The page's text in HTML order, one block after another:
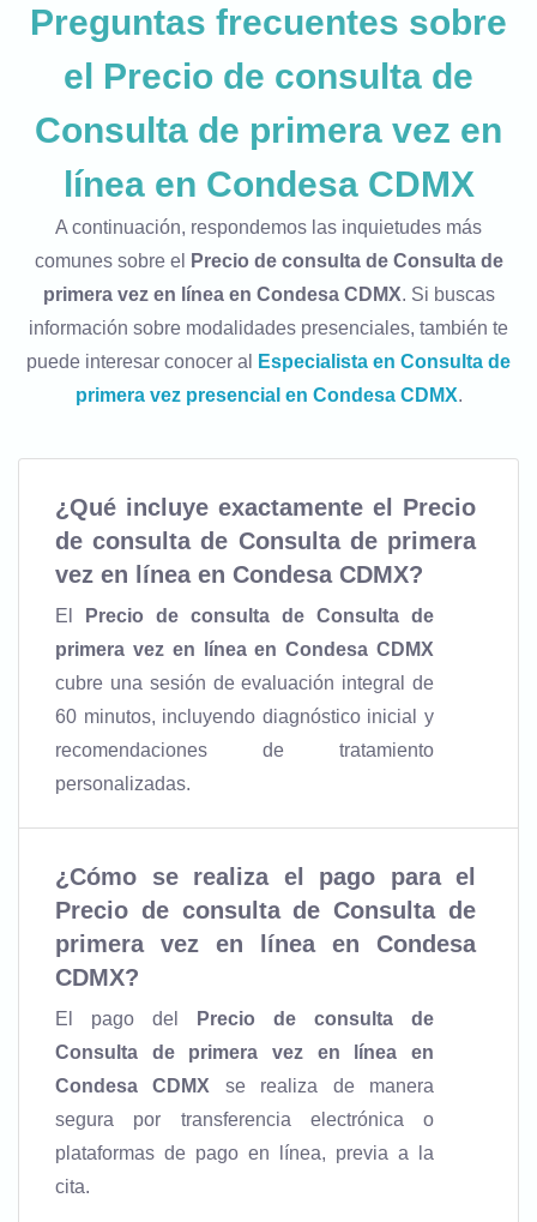
Preguntas frecuentes sobre
el Precio de consulta de
Consulta de primera vez en
línea en Condesa CDMX
A continuación, respondemos las inquietudes más
comunes sobre el
Precio de consulta de Consulta de
primera vez en línea en Condesa CDMX. Si buscas
información sobre modalidades presenciales, también te
puede interesar conocer al
Especialista en Consulta de
primera vez presencial en Condesa CDMX.
¿Qué incluye exactamente el Precio
de consulta de Consulta de primera
vez en línea en Condesa CDMX?
El
Precio de consulta de Consulta de
primera vez en línea en Condesa CDMX
cubre una sesión de evaluación integral de
60 minutos, incluyendo diagnóstico inicial y
recomendaciones de tratamiento
personalizadas.
¿Cómo se realiza el pago para el
Precio de consulta de Consulta de
primera vez en línea en Condesa
CDMX?
El pago del
Precio de consulta de
Consulta de primera vez en línea en
Condesa CDMX se realiza de manera
segura por transferencia electrónica o
plataformas de pago en línea, previa a la
cita.